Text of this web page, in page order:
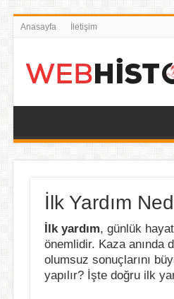
Anasayfa İletişim
İlk Yardım
İlk yardım, günlük
önemlidir. Kaza anında
olumsuz sonuçlarını
yapılır? İşte doğru ilk